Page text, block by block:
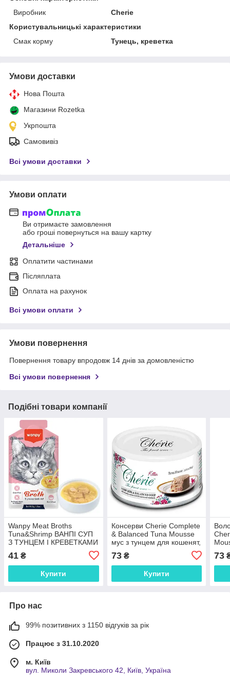
Виробник
Cherie
Користувальницькі характеристики
Смак корму
Тунець, креветка
Умови доставки
Нова Пошта
Магазини Rozetka
Укрпошта
Самовивіз
Всі умови доставки
Умови оплати
Ви отримаєте замовлення
або гроші повернуться на вашу картку
Детальніше
Оплатити частинами
Післяплата
Оплата на рахунок
Всі умови оплати
Умови повернення
Повернення товару впродовж 14 днів за домовленістю
Всі умови повернення
Подібні товари компанії
Wanpy Meat Broths
Tuna&Shrimp ВАНПІ СУП
З ТУНЦЕМ І КРЕВЕТКАМИ
беззерновий рідкий корм
для котів, пауч 50г
41 ₴
Купити
Консерви Cherie Complete
& Balanced Tuna Mousse
мус з тунцем для кошенят,
73₴
Купити
73
Про нас
99% позитивних з 1150 відгуків за рік
Працює з 31.10.2020
м. Київ
вул. Миколи Закревського 42, Київ, Україна